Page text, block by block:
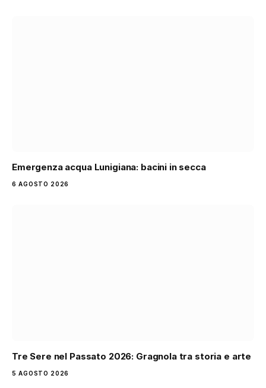
Emergenza acqua Lunigiana: bacini in secca
6 AGOSTO 2026
Tre Sere nel Passato 2026: Gragnola tra storia e arte
5 AGOSTO 2026